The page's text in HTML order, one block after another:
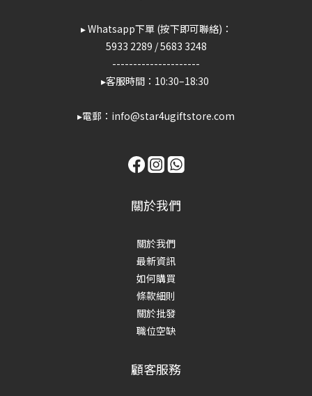
▸ Whatsapp下單 (按下即可聯絡)：
5933 2289 /5683 3248
---------------------
▸客服時間：10:30–18:30
▸電郵：info@star4ugiftstore.com
關於我們
關於我們
最新資訊
如何購買
條款細則
關於批發
職位空缺
顧客服務